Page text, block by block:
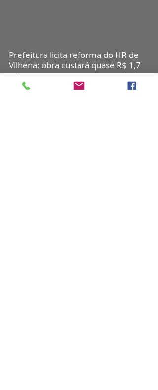
Prefeitura licita reforma do HR de
Vilhena: obra custará quase R$ 1,7
mi